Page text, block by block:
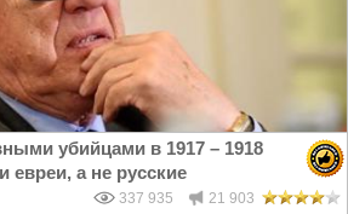
убийцами в 1917 – 1918
а не русские
337 935 21 903